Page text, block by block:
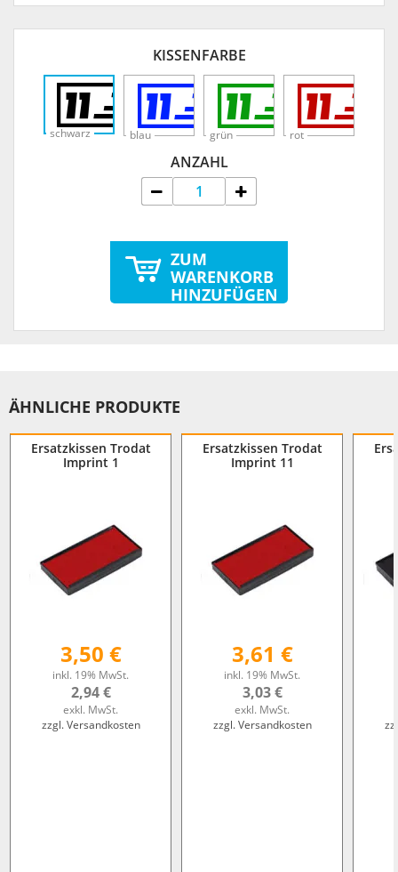
KISSENFARBE
schwarz blau grün rot
ANZAHL
ZUM
WARENKORB
HINZUFÜGEN
ÄHNLICHE PRODUKTE
Ersatzkissen Trodat
Imprint 1
3,50 €
inkl. 19% MwSt.
2,94 €
exkl. MwSt.
zzgl. Versandkosten
Ersatzkissen Trodat
Imprint 11
3,61 €
inkl. 19% MwSt.
3,03 €
exkl. MwSt.
zzgl. Versandkosten